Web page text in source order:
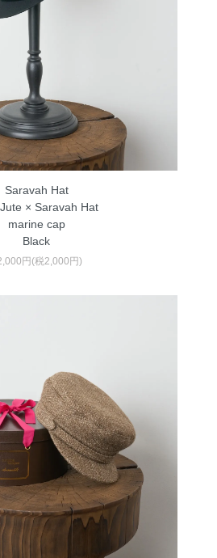
Saravah Hat
× Saravah Hat
marine cap
Black
円(税2,000円)